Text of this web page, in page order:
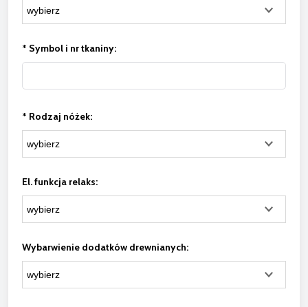
* Symbol i nr tkaniny:
* Rodzaj nóżek:
El. funkcja relaks:
Wybarwienie dodatków drewnianych: